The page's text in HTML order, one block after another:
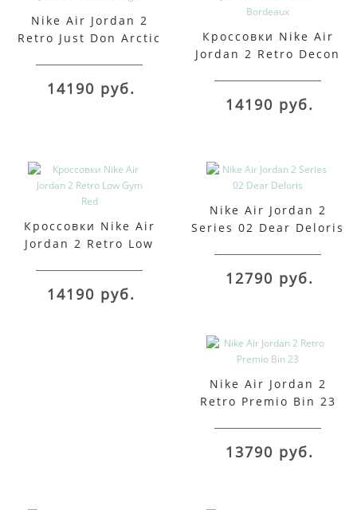
Nike Air Jordan 2
Retro Just Don Arctic
14190 руб.
Кроссовки Nike Air
Jordan 2 Retro Decon
14190 руб.
Кроссовки Nike Air
Jordan 2 Retro Low
14190 руб.
Nike Air Jordan 2
Series 02 Dear Deloris
12790 руб.
Nike Air Jordan 2
Retro Premio Bin 23
13790 руб.